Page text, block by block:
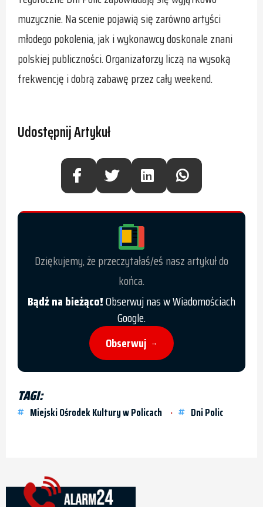
muzycznie. Na scenie pojawią się zarówno artyści
młodego pokolenia, jak i wykonawcy doskonale znani
polskiej publiczności. Organizatorzy liczą na wysoką
frekwencję i dobrą zabawę przez cały weekend.
Udostępnij Artykuł
Dziękujemy, że przeczytałaś/eś nasz artykuł do
końca.
Bądź na bieżąco!Obserwuj nas w Wiadomościach
Google.
Obserwuj →
TAGI:
Miejski Ośrodek Kultury w Policach Dni Polic